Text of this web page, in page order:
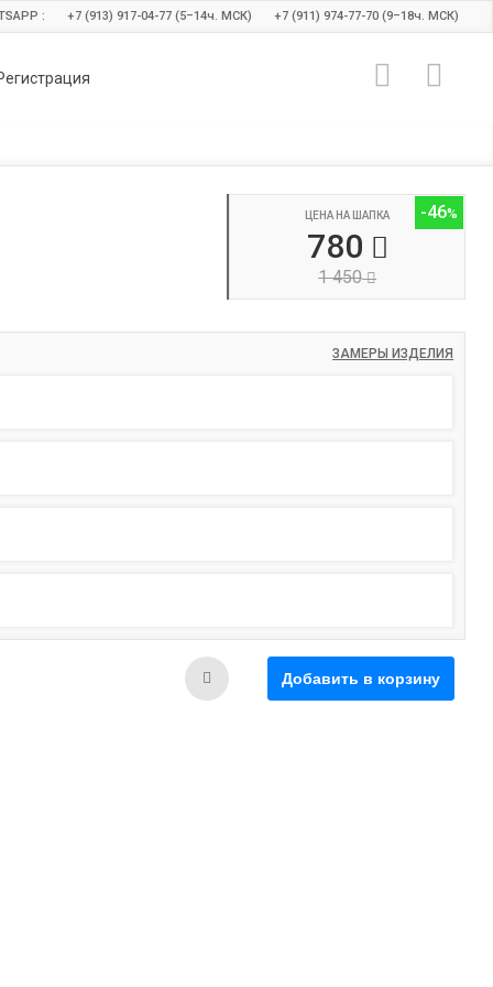
: +7 (913) 917-04-77 (5–14ч. МСК) +7 (911) 974-77-70 (9–18ч. МСК)
-46
ЦЕНА НА ШАПКА
780
1 450
ЗАМЕРЫ ИЗДЕЛИЯ